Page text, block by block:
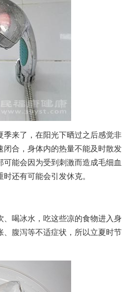
来了，在阳光下晒过之后感觉非
合，身体内的热量不能及时散发
能会因为受到刺激而造成毛细血
还有可能会引发休克。
喝冰水，吃这些凉的食物进入身
腹泻等不适症状，所以立夏时节